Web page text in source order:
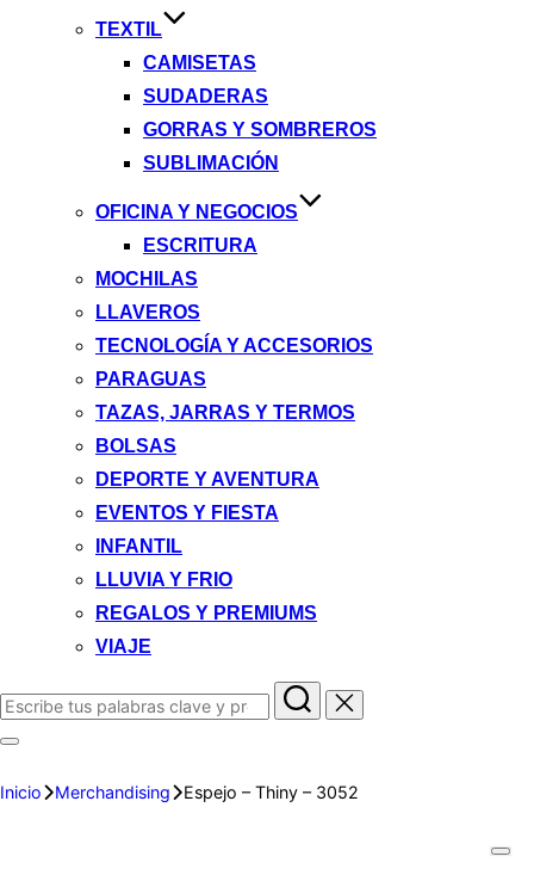
TEXTIL
CAMISETAS
SUDADERAS
GORRAS Y SOMBREROS
SUBLIMACIÓN
OFICINA Y NEGOCIOS
ESCRITURA
MOCHILAS
LLAVEROS
TECNOLOGÍA Y ACCESORIOS
PARAGUAS
TAZAS, JARRAS Y TERMOS
BOLSAS
DEPORTE Y AVENTURA
EVENTOS Y FIESTA
INFANTIL
LLUVIA Y FRIO
REGALOS Y PREMIUMS
VIAJE
Inicio Merchandising Espejo – Thiny – 3052